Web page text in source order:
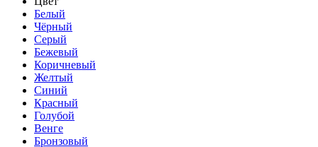
Белый
Чёрный
Серый
Бежевый
Коричневый
Желтый
Синий
Красный
Голубой
Венге
Бронзовый